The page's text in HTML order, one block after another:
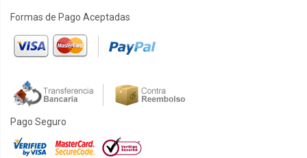
Formas de Pago Aceptadas
Pago Seguro